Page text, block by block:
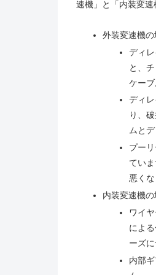
速機」と「内装変速
外装変速機の
ディ
と、
ケー
ディ
り、
ムと
プー
てい
悪く
内装変速機の
ワイ
によ
ーズに
内部